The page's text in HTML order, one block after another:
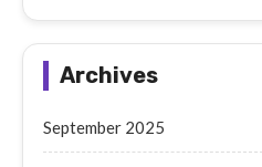
Archives
September 2025